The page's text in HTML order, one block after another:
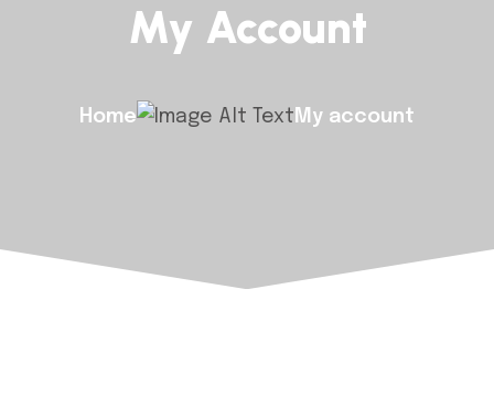
My Account
Home My account